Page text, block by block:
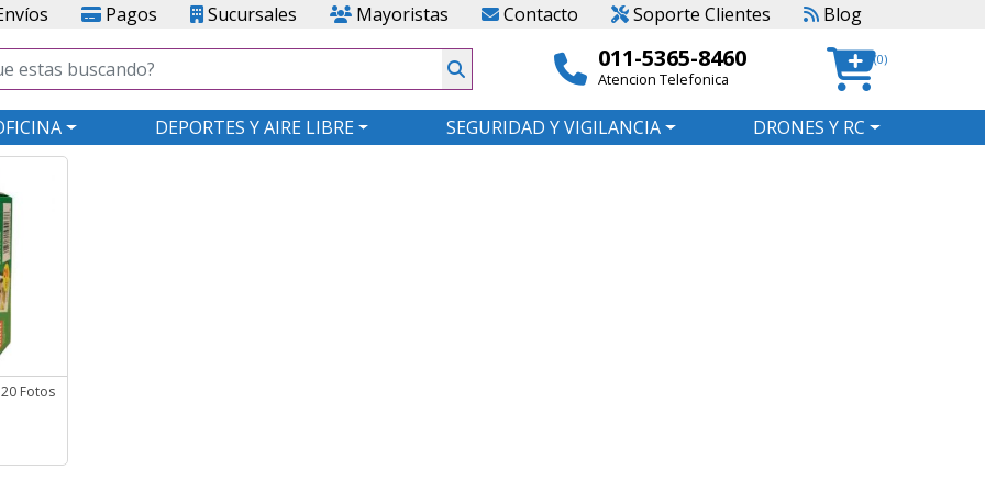
Pagos Sucursales Mayoristas Contacto Soporte Clientes Blog
011-5365-8460
Atencion Telefonica
(0)
DEPORTES Y AIRE LIBRE SEGURIDAD Y VIGILANCIA DRONES Y RC
Fotos